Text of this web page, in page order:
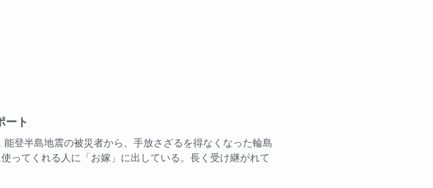
ート
登半島地震の被災者から、手放さざるを得なくなった輪島
ってくれる人に「お嫁」に出している。長く受け継がれて